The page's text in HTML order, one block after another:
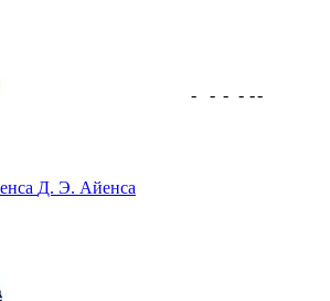
Д. Э. Айенса
- - - - --